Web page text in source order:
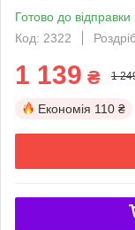
Готово до відправки
Код: 2322
1 139 ₴ 1
Економія 110 ₴